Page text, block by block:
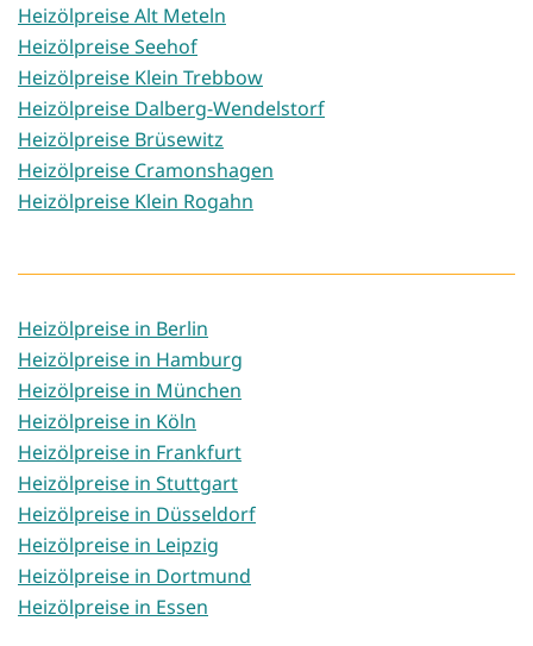
Heizölpreise Alt Meteln
Heizölpreise Seehof
Heizölpreise Klein Trebbow
Heizölpreise Dalberg-Wendelstorf
Heizölpreise Brüsewitz
Heizölpreise Cramonshagen
Heizölpreise Klein Rogahn
Heizölpreise in Berlin
Heizölpreise in Hamburg
Heizölpreise in München
Heizölpreise in Köln
Heizölpreise in Frankfurt
Heizölpreise in Stuttgart
Heizölpreise in Düsseldorf
Heizölpreise in Leipzig
Heizölpreise in Dortmund
Heizölpreise in Essen